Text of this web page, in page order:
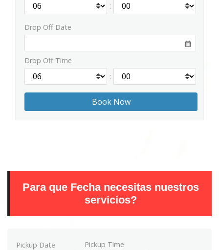
:
Drop Off Date
Drop Off Time
:
Para que Fecha necesitas nuestros
servicios?
Pickup Date Pickup Time